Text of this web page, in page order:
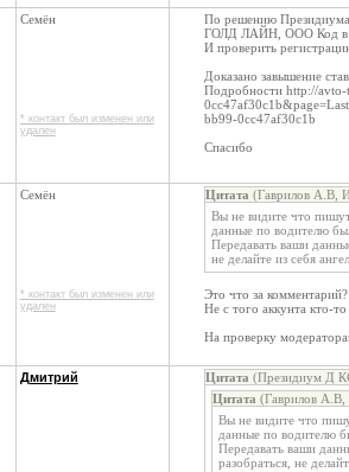
Семён
* контакт был изменен или
удален
По решению Президиума
ГОЛД ЛАЙН, ООО Код в
И проверить
Доказано завышение
Подробности http://
bb99-0cc47af30c1b
Спасибо
Семён
* контакт был изменен или
удален
Цитата (Гаврилов А.В,
Вы не видите что
данные по водителю
Передавать ваши
не делайте из себя
Это что за комментарий?
Не с того аккунта кто-
На проверку
Дмитрий Цитата (Президиум Д
Цитата (Гаврилов
Вы не видите что
данные по водителю
Передавать ваши
разобраться, не